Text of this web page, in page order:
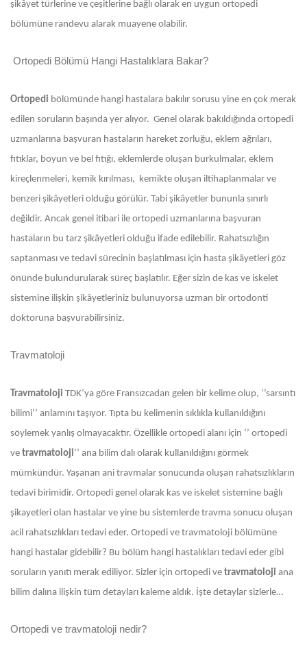
şikâyet türlerine ve çeşitlerine bağlı olarak en uygun ortopedi
bölümüne randevu alarak muayene olabilir.
Ortopedi Bölümü Hangi Hastalıklara Bakar?
Ortopedi bölümünde hangi hastalara bakılır sorusu yine en çok merak
edilen soruların başında yer alıyor. Genel olarak bakıldığında ortopedi
uzmanlarına başvuran hastaların hareket zorluğu, eklem ağrıları,
fıtıklar, boyun ve bel fıtığı, eklemlerde oluşan burkulmalar, eklem
kireçlenmeleri, kemik kırılması, kemikte oluşan iltihaplanmalar ve
benzeri şikâyetleri olduğu görülür. Tabi şikâyetler bununla sınırlı
değildir. Ancak genel itibari ile ortopedi uzmanlarına başvuran
hastaların bu tarz şikâyetleri olduğu ifade edilebilir. Rahatsızlığın
saptanması ve tedavi sürecinin başlatılması için hasta şikâyetleri göz
önünde bulundurularak süreç başlatılır. Eğer sizin de kas ve iskelet
sistemine ilişkin şikâyetleriniz bulunuyorsa uzman bir ortodonti
doktoruna başvurabilirsiniz.
Travmatoloji
Travmatoloji TDK’ya göre Fransızcadan gelen bir kelime olup, ‘’sarsıntı
bilimi’’ anlamını taşıyor. Tıpta bu kelimenin sıklıkla kullanıldığını
söylemek yanlış olmayacaktır. Özellikle ortopedi alanı için ‘’ ortopedi
ve travmatoloji’’ ana bilim dalı olarak kullanıldığını görmek
mümkündür. Yaşanan ani travmalar sonucunda oluşan rahatsızlıkların
tedavi birimidir. Ortopedi genel olarak kas ve iskelet sistemine bağlı
şikayetleri olan hastalar ve yine bu sistemlerde travma sonucu oluşan
acil rahatsızlıkları tedavi eder. Ortopedi ve travmatoloji bölümüne
hangi hastalar gidebilir? Bu bölüm hangi hastalıkları tedavi eder gibi
soruların yanıtı merak ediliyor. Sizler için ortopedi ve travmatoloji ana
bilim dalına ilişkin tüm detayları kaleme aldık. İşte detaylar sizlerle…
Ortopedi ve travmatoloji nedir?